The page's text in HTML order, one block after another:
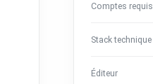
Comptes requis
Stack technique
Éditeur